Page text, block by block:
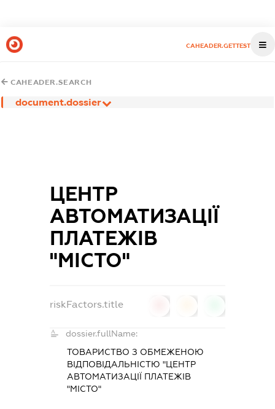
CAHEADER.GETTEST
CAHEADER.SEARCH
document.dossier
ЦЕНТР
АВТОМАТИЗАЦІЇ
ПЛАТЕЖІВ
"МІСТО"
riskFactors.title
dossier.fullName:
ТОВАРИСТВО З ОБМЕЖЕНОЮ
ВІДПОВІДАЛЬНІСТЮ "ЦЕНТР
АВТОМАТИЗАЦІЇ ПЛАТЕЖІВ
"МІСТО"